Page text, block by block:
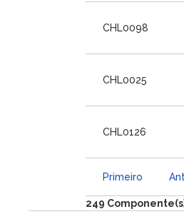
CHL0098
CHL0025
CHL0126
Primeiro
249